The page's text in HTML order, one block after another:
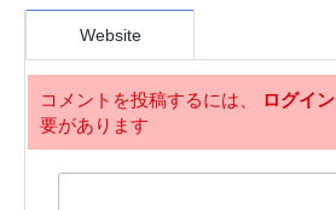
第20話
第18話
2年前
第17話
2年前
第16話
Website
コメントを投稿するには、 ログイン
要があります